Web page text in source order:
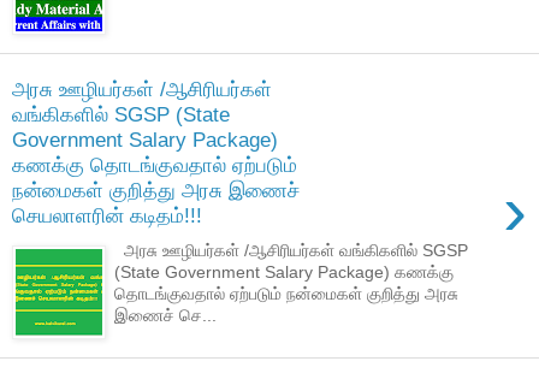
அரசு ஊழியர்கள் /ஆசிரியர்கள்
வங்கிகளில் SGSP (State
Government Salary Package)
கணக்கு தொடங்குவதால் ஏற்படும்
நன்மைகள் குறித்து அரசு இணைச்
செயலாளரின் கடிதம்!!!
›
அரசு ஊழியர்கள் /ஆசிரியர்கள் வங்கிகளில் SGSP
(State Government Salary Package) கணக்கு
தொடங்குவதால் ஏற்படும் நன்மைகள் குறித்து அரசு
இணைச் செ...